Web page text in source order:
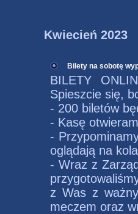
Kwiecień 2023
Bilety na sobotę
BILETY
Spieszcie się,
- 200 biletów
- Kasę
-
oglądają na
- Wraz z
z Was z
meczem oraz